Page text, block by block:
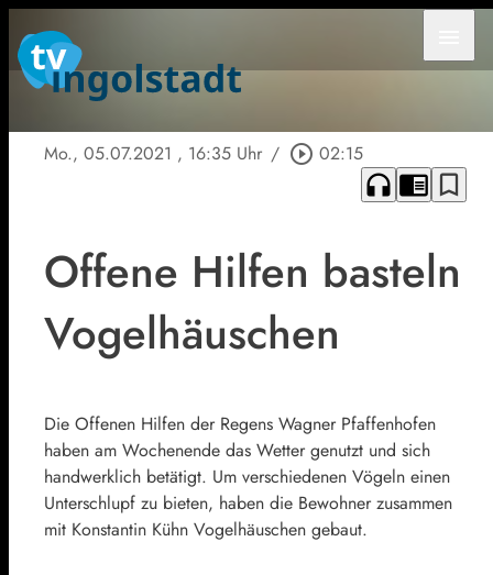
Mo., 05.07.2021 , 16:35 Uhr / play_circle_outline 02:15
headphones chrome_reader_mode bookmark_border
Offene Hilfen basteln
Vogelhäuschen
Die Offenen Hilfen der Regens Wagner Pfaffenhofen
haben am Wochenende das Wetter genutzt und sich
handwerklich betätigt. Um verschiedenen Vögeln einen
Unterschlupf zu bieten, haben die Bewohner zusammen
mit Konstantin Kühn Vogelhäuschen gebaut.